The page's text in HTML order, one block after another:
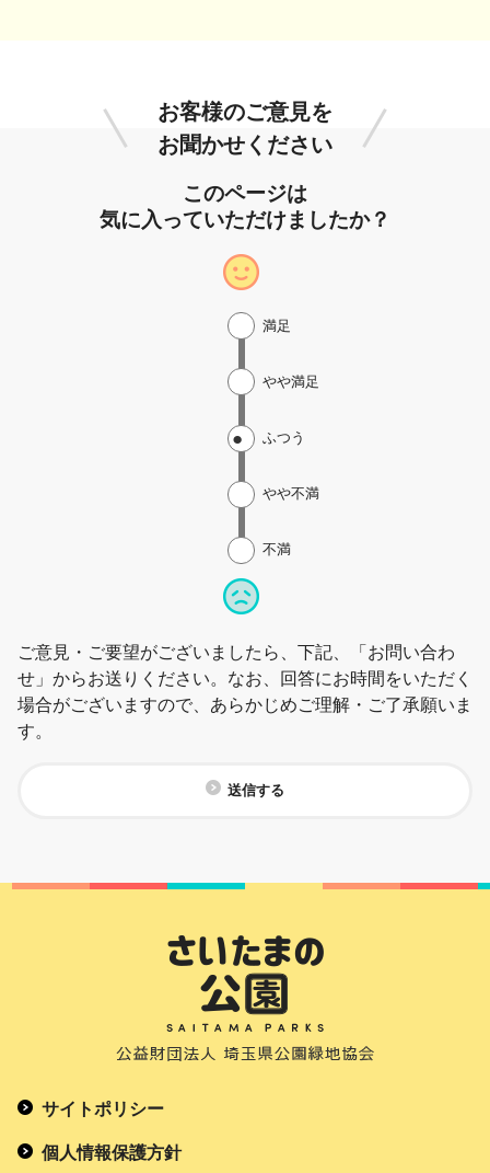
お客様のご意見を
お聞かせください
このページは
気に入っていただけましたか？
不満
やや不満
ふつう
やや満足
満足
ご意見・ご要望がございましたら、下記、「お問い合わ
せ」からお送りください。なお、回答にお時間をいただく
場合がございますので、あらかじめご理解・ご了承願いま
す。
送信する
サイトポリシー
個人情報保護方針